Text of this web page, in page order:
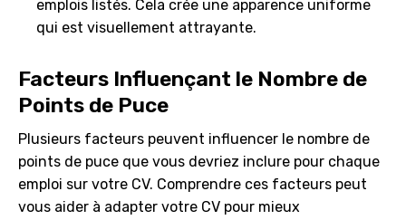
emplois listés. Cela crée une apparence uniforme
qui est visuellement attrayante.
Facteurs Influençant le Nombre de
Points de Puce
Plusieurs facteurs peuvent influencer le nombre de
points de puce que vous devriez inclure pour chaque
emploi sur votre CV. Comprendre ces facteurs peut
vous aider à adapter votre CV pour mieux